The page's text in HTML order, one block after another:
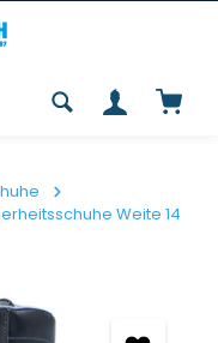
Weite 14